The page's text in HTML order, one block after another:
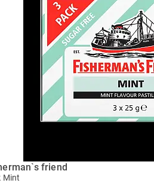
friend
Mint